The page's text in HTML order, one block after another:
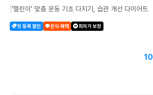
'헬린이' 맞춤 운동 기초 다지기, 습관 개선 다이어트
첫 등록 할인 운닥 혜택 최저가 보장
10